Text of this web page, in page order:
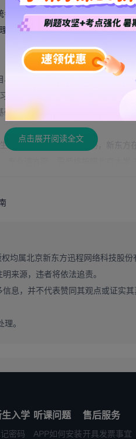
额分配，多数院系推免名额占
的报考与备考策略。
察范围与参考书目，是制定备
方向不偏离院校要求。如果不知
夯实到冲刺提分，全程匹配北大
实基础、强化答题技巧，
外限制、跨专业考生前置课程要
确认完全符合要求后再进行报名操
完整、错过报名时间等问题，直
分标准与录取规则，很多考生忽
点击展开阅读全文
均属北京新东方迅程网络科技股
来源，违者将依法追责。
息，并不代表赞同其观点或证实
。
生入学
密码
听课问题
APP如何安装
售后服务
开具发票事宜